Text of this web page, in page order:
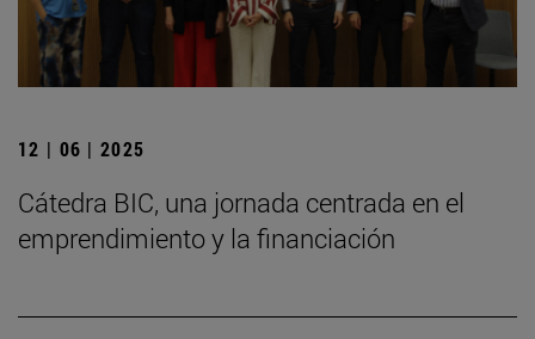
12 | 06 | 2025
Cátedra BIC, una jornada centrada en el
emprendimiento y la financiación